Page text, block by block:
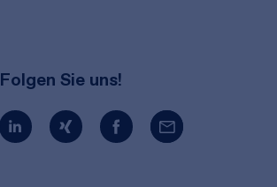
Folgen Sie uns!